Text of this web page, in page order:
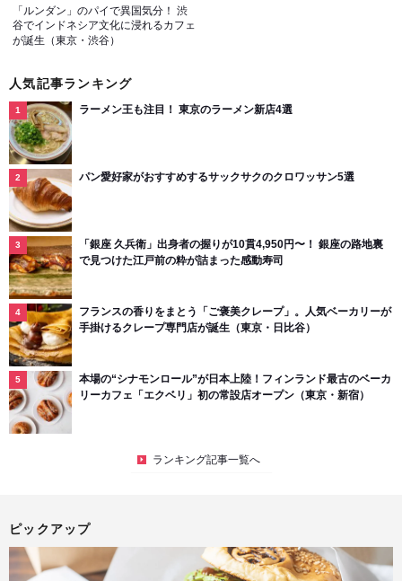
「ルンダン」のパイで異国気分！ 渋
谷でインドネシア文化に浸れるカフェ
が誕生（東京・渋谷）
人気記事ランキング
ラーメン王も注目！ 東京のラーメン新店4選
パン愛好家がおすすめするサックサクのクロワッサン5選
「銀座 久兵衛」出身者の握りが10貫4,950円〜！ 銀座の路地裏
で見つけた江戸前の粋が詰まった感動寿司
フランスの香りをまとう「ご褒美クレープ」。人気ベーカリーが
手掛けるクレープ専門店が誕生（東京・日比谷）
本場の“シナモンロール”が日本上陸！フィンランド最古のベーカ
リーカフェ「エクベリ」初の常設店オープン（東京・新宿）
ランキング記事一覧へ
ピックアップ